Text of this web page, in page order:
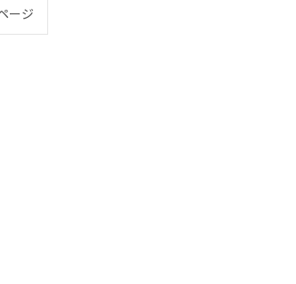
ージ